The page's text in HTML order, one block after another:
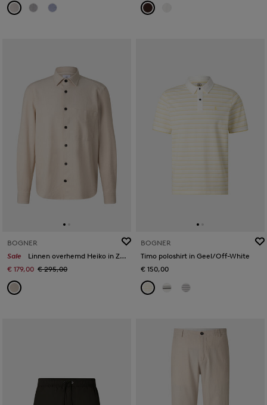
BOGNER
Sale
Linnen overhemd Heiko in Zand
€ 179,00 € 295,00
BOGNER
Timo poloshirt in Geel/Off-White
€ 150,00